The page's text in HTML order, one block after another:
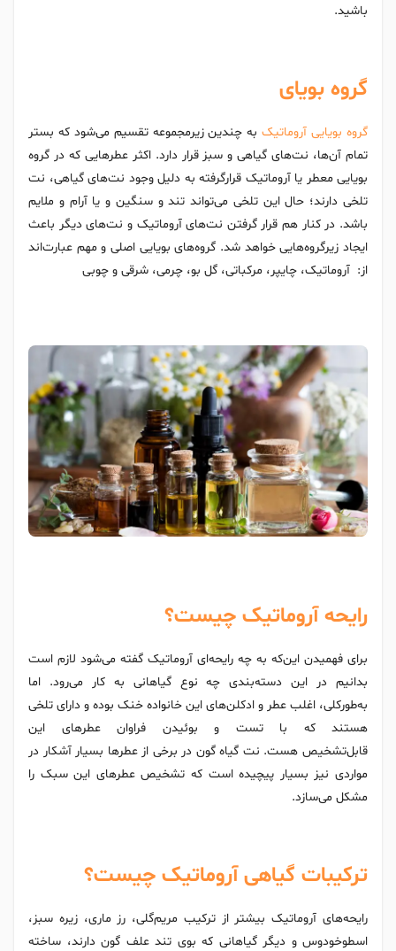
باشید.
گروه بویای
گروه بویایی آروماتیکبه چندین زیرمجموعه تقسیم می‌شود که بستر
تمام آن‌ها، نت‌های گیاهی و سبز قرار دارد. اکثر عطرهایی که در گروه
بویایی معطر یا آروماتیک قرارگرفته به دلیل وجود نت‌های گیاهی، نت
تلخی دارند؛ حال این تلخی می‌تواند تند و سنگین و یا آرام و ملایم
باشد. در کنار هم قرار گرفتن نت‌های آروماتیک و نت‌های دیگر باعث
ایجاد زیرگروه‌هایی خواهد شد. گروه‌های بویایی اصلی و مهم عبارت‌اند
از: آروماتیک، چایپر، مرکباتی، گل بو، چرمی، شرقی و چوبی
رایحه آروماتیک چیست؟
برای فهمیدن این‌که به چه رایحه‌ای آروماتیک گفته می‌شود لازم است
بدانیم در این دسته‌بندی چه نوع گیاهانی به کار می‌رود. اما
به‌طورکلی، اغلب عطر و ادکلن‌های این خانواده خنک بوده و دارای تلخی
هستند که با تست و بوئیدن فراوان عطرهای این
قابل‌تشخیص هست. نت گیاه گون در برخی از عطرها بسیار آشکار در
مواردی نیز بسیار پیچیده است که تشخیص عطرهای این سبک را
مشکل می‌سازد.
ترکیبات گیاهی آروماتیک چیست؟
رایحه‌های آروماتیک بیشتر از ترکیب مریم‌گلی، رز ماری، زیره سبز،
اسطوخودوس و دیگر گیاهانی که بوی تند علف گون دارند، ساخته